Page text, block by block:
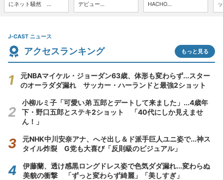
にネット騒然 ...
デビュー...
HACHO...
J-CAST ニュース
アクセスランキング もっと見る
元NBAマイケル・ジョーダン63歳、体形も変わらず...スター
のオーラダダ漏れ サッカー・ハーランドと最強2ショット
小柳ルミ子「可愛い弟 五郎とデートして来ました」...4歳年
下・野口五郎とステキ2ショット 「40代にしか見えませ
ん！」
元NHK中川安奈アナ、へそ出し＆ド派手巨人ユニ姿で...神ス
タイル炸裂 G党も大喜び「反則級のビジュアル」
伊藤蘭、透け感黒ロングドレス姿で色気ダダ漏れ...変わらぬ
美貌の衝撃 「ずっと変わらず綺麗」「美しすぎ」